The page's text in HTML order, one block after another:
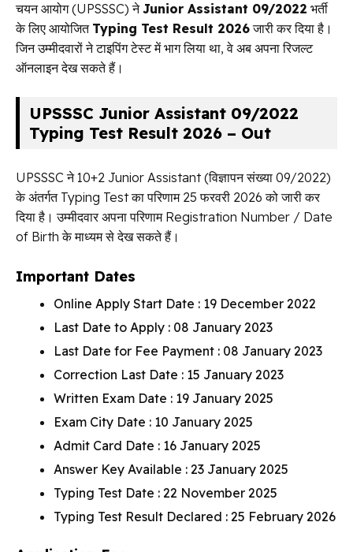
चयन आयोग (UPSSSC) नेJunior Assistant 09/2022 भर्ती
के लिए आयोजित Typing Test Result 2026जारी कर दिया है।
जिन उम्मीदवारों ने टाइपिंग टेस्ट में भाग लिया था, वे अब अपना रिजल्ट
ऑनलाइन देख सकते हैं।
UPSSSC Junior Assistant 09/2022
Typing Test Result 2026 – Out
UPSSSC ने 10+2 Junior Assistant (विज्ञापन संख्या 09/2022)
के अंतर्गत Typing Test का परिणाम 25 फरवरी 2026 को जारी कर
दिया है। उम्मीदवार अपना परिणाम Registration Number / Date
of Birth के माध्यम से देख सकते हैं।
Important Dates
Online Apply Start Date : 19 December 2022
Last Date to Apply : 08 January 2023
Last Date for Fee Payment : 08 January 2023
Correction Last Date : 15 January 2023
Written Exam Date : 19 January 2025
Exam City Date : 10 January 2025
Admit Card Date : 16 January 2025
Answer Key Available : 23 January 2025
Typing Test Date : 22 November 2025
Typing Test Result Declared : 25 February 2026